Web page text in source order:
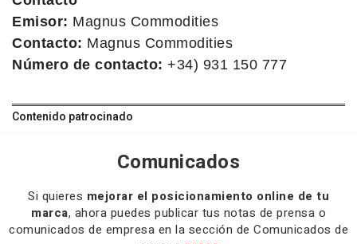
Emisor: Magnus Commodities
Contacto: Magnus Commodities
Número de contacto: +34) 931 150 777
Contenido patrocinado
Comunicados
Si quieres mejorar el posicionamiento online de tu
marca, ahora puedes publicar tus notas de prensa o
comunicados de empresa en la sección de Comunicados de